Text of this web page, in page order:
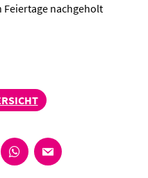
Feiertage nachgeholt